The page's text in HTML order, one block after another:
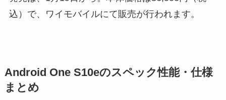
泡タイプのハンドソープやボディソープを使い丸